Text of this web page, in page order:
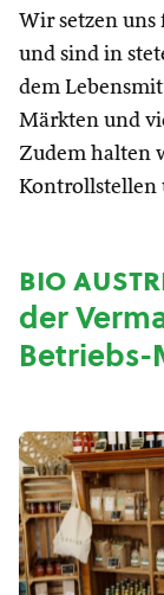
Wir setzen uns
und sind in
dem
Märkten und
Zudem halten
Kontrollstellen
bio
der